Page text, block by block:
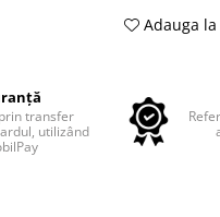
Adauga
transfer
utilizând